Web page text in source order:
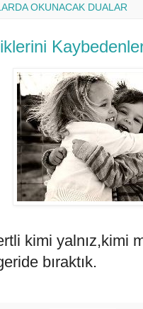
OKUNACAK DUALAR
kimi yalnız,kimi
bıraktık.